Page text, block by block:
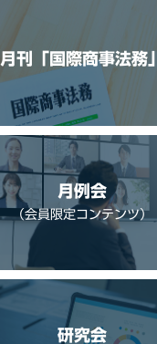
月刊「国際商事法務」
月例会
（会員限定コンテンツ）
研究会